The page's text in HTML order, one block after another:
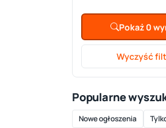
Pokaż 0
Wyczyść
Popularne
Nowe ogłoszenia